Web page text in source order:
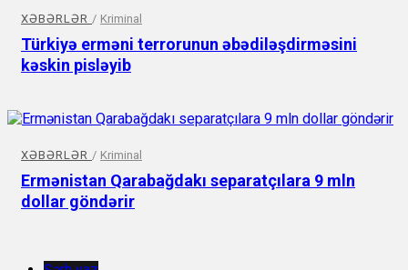
XƏBƏRLƏR / Kriminal
Türkiyə erməni terrorunun əbədiləşdirməsini
kəskin pisləyib
XƏBƏRLƏR / Kriminal
Ermənistan Qarabağdakı separatçılara 9 mln
dollar göndərir